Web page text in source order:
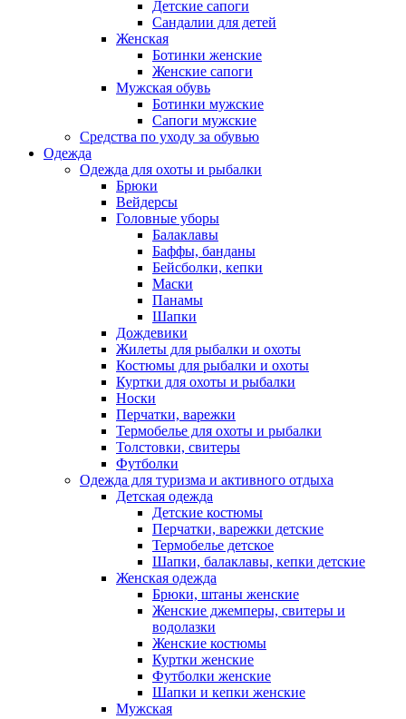
Детские сапоги
Сандалии для детей
Женская
Ботинки женские
Женские сапоги
Мужская обувь
Ботинки мужские
Сапоги мужские
Средства по уходу за обувью
Одежда
Одежда для охоты и рыбалки
Брюки
Вейдерсы
Головные уборы
Балаклавы
Баффы, банданы
Бейсболки, кепки
Маски
Панамы
Шапки
Дождевики
Жилеты для рыбалки и охоты
Костюмы для рыбалки и охоты
Куртки для охоты и рыбалки
Носки
Перчатки, варежки
Термобелье для охоты и рыбалки
Толстовки, свитеры
Футболки
Одежда для туризма и активного отдыха
Детская одежда
Детские костюмы
Перчатки, варежки детские
Термобелье детское
Шапки, балаклавы, кепки детские
Женская одежда
Брюки, штаны женские
Женские джемперы, свитеры и
водолазки
Женские костюмы
Куртки женские
Футболки женские
Шапки и кепки женские
Мужская